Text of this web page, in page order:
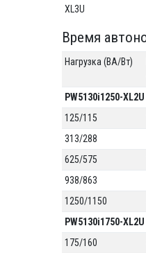
XL3U
Время
Нагрузка (ВА/Вт)
PW5130i1250-XL2U
125/115
313/288
625/575
938/863
1250/1150
PW5130i1750-XL2U
175/160